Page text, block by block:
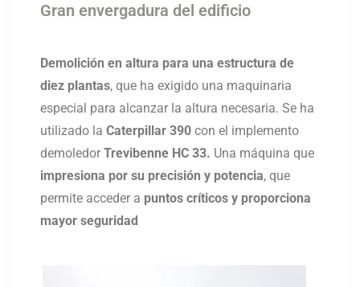
Gran envergadura del edificio
Demolición en altura para una estructura de
diez plantas, que ha exigido una maquinaria
especial para alcanzar la altura necesaria. Se ha
utilizado la Caterpillar 390 con el implemento
demoledor Trevibenne HC 33. Una máquina que
impresiona por su precisión y potencia, que
permite acceder a puntos críticos y proporciona
mayor seguridad